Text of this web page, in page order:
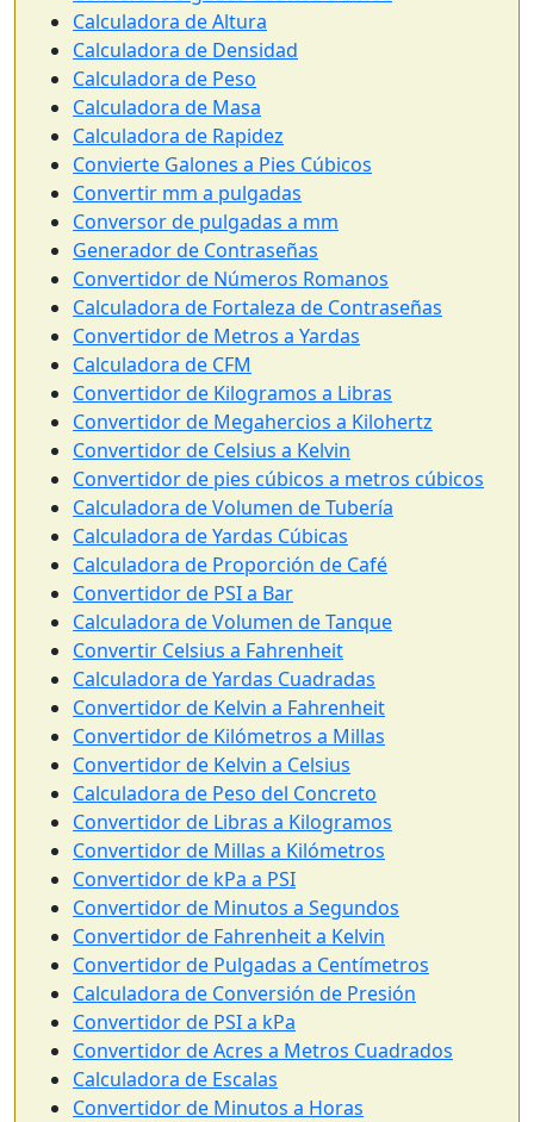
Calculadora de Altura
Calculadora de Densidad
Calculadora de Peso
Calculadora de Masa
Calculadora de Rapidez
Convierte Galones a Pies Cúbicos
Convertir mm a pulgadas
Conversor de pulgadas a mm
Generador de Contraseñas
Convertidor de Números Romanos
Calculadora de Fortaleza de Contraseñas
Convertidor de Metros a Yardas
Calculadora de CFM
Convertidor de Kilogramos a Libras
Convertidor de Megahercios a Kilohertz
Convertidor de Celsius a Kelvin
Convertidor de pies cúbicos a metros cúbicos
Calculadora de Volumen de Tubería
Calculadora de Yardas Cúbicas
Calculadora de Proporción de Café
Convertidor de PSI a Bar
Calculadora de Volumen de Tanque
Convertir Celsius a Fahrenheit
Calculadora de Yardas Cuadradas
Convertidor de Kelvin a Fahrenheit
Convertidor de Kilómetros a Millas
Convertidor de Kelvin a Celsius
Calculadora de Peso del Concreto
Convertidor de Libras a Kilogramos
Convertidor de Millas a Kilómetros
Convertidor de kPa a PSI
Convertidor de Minutos a Segundos
Convertidor de Fahrenheit a Kelvin
Convertidor de Pulgadas a Centímetros
Calculadora de Conversión de Presión
Convertidor de PSI a kPa
Convertidor de Acres a Metros Cuadrados
Calculadora de Escalas
Convertidor de Minutos a Horas